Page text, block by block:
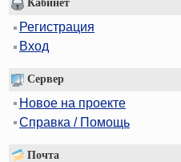
Кабинет
Регистрация
Вход
Сервер
Новое на проекте
Справка / Помощь
Почта